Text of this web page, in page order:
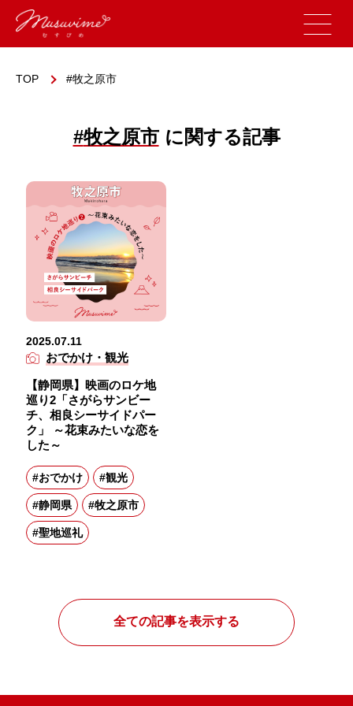
TOP 牧之原市
#牧之原市に関する記事
2025.07.11
おでかけ・観光
【静岡県】映画のロケ地
巡り2「さがらサンビー
チ、相良シーサイドパー
ク」 ～花束みたいな恋を
した～
#おでかけ #観光
#静岡県 #牧之原市
#聖地巡礼
全ての記事を表示する